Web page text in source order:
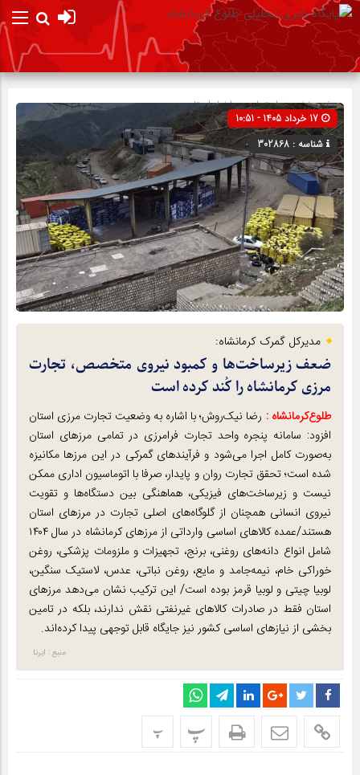
صفحه نخستاجتماعی»اخبار استان
شناسه : 302868
مدیرکل گمرک کرمانشاه:
ضعف زیرساخت‌ها و کمبود نیروی متخصص، تجارت
مرزی کرمانشاه را کُند کرده است
طلوع‌‌کرمانشاه : رضا نیک‌روش؛ با اشاره به وضعیت تجارت مرزی استان
افزود: سامانه پنجره واحد تجارت فرامرزی در تمامی مرزهای استان
به‌صورت کامل اجرا می‌شود و فرآیندهای گمرکی در این مرزها مکانیزه
شده است؛ تحقق تجارت روان و پایدار، صرفا با اتوماسیون اداری ممکن
نیست و زیرساخت‌های فیزیکی، هماهنگی بین دستگاه‌ها و تقویت
نیروی انسانی همچنان از گلوگاه‌های اصلی تجارت در مرزهای استان
هستند/عمده کالاهای اساسی وارداتی از مرزهای کرمانشاه در سال ۱۴۰۴
شامل انواع دانه‌های روغنی، برنج، تجهیزات و ملزومات پزشکی، روغن
خوراکی خام، نیمه‌جامد و مایع، روغن نباتی، عدس، لاستیک سنگین،
لوبیا چیتی و لوبیا قرمز بوده است/ این ترکیب نشان می‌دهد مرزهای
استان فقط در صادرات کالاهای غیرنفتی نقش ندارند، بلکه در تامین
بخشی از نیازهای اساسی کشور نیز جایگاه قابل توجهی پیدا کرده‌اند.
منبع : ایرنا
پ پ